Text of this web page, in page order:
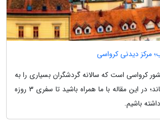
کرواسی است که سالانه گردشگران بسیاری را به
سمت خود می کشاند؛ در این مقاله با ما همراه باشید تا سفری 3 روزه
باشیم.